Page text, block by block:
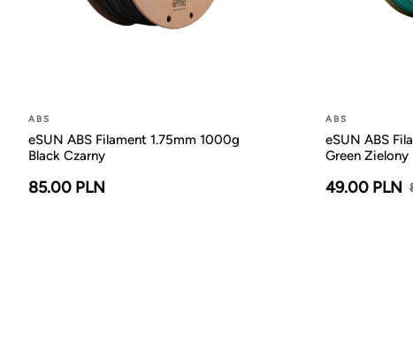
ABS
eSUN ABS Filament 1.75mm 1000g
Black Czarny
85.00 PLN
ABS
eSUN ABS
Green Zielony
49.00 PLN